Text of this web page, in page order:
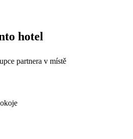
hotel
partnera v místě